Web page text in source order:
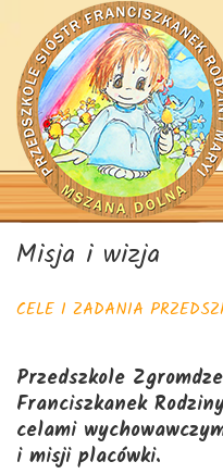
Misja i wizja
CELE I ZADANIA
Przedszkole
Franciszkanek
celami
i misji placówki.